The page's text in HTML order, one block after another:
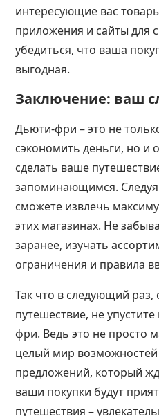
интересующие вас
приложения и сайты для
убедиться, что ваша
выгодная.
Заключение: ваш
Дьюти-фри – это не
сэкономить деньги, но и
сделать ваше
запоминающимся.
сможете извлечь
этих магазинах. Не
заранее, изучать
ограничения и правила
Так что в следующий раз,
путешествие, не
фри. Ведь это не просто
целый мир
предложений, который
ваши покупки будут
путешествия –